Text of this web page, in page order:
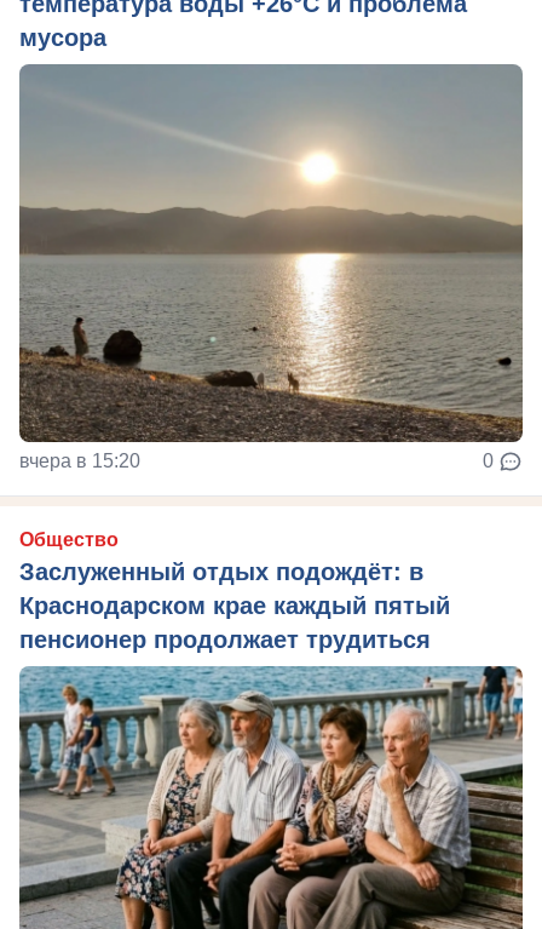
мусора
вчера в 15:20 0
Общество
Заслуженный отдых подождёт: в
Краснодарском крае каждый пятый
пенсионер продолжает трудиться